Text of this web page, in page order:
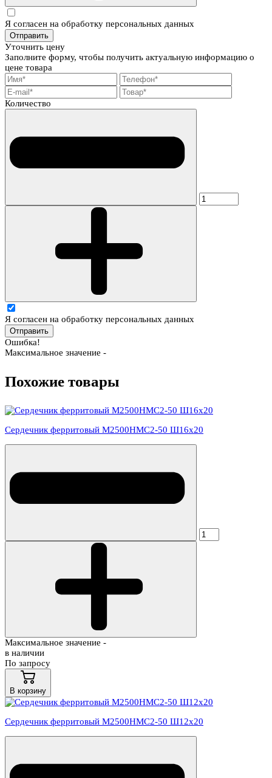
Я согласен на обработку персональных данных
Отправить
Уточнить цену
Заполните форму, чтобы получить актуальную информацию о
цене товара
Количество
Я согласен на обработку персональных данных
Отправить
Ошибка!
Максимальное значение -
Похожие товары
Сердечник ферритовый М2500НМС2-50 Ш16х20
Максимальное значение -
в наличии
По запросу
В корзину
Сердечник ферритовый М2500НМС2-50 Ш12х20